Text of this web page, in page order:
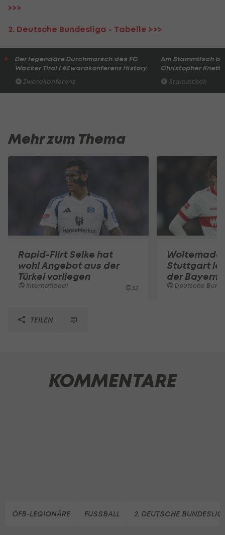
>>>
2. Deutsche Bundesliga - Tabelle >>>
Der legendäre Durchmarsch des FC
Wacker Tirol I #Zwarakonferenz History
Zwarakonferenz
Am Stammtisch
Christopher Knett
Stammtisch
Mehr zum Thema
Rapid-Flirt Selke hat
wohl Angebot aus der
Türkei vorliegen
International 32
Stuttgart
der Bayern
Deutsche
TEILEN
KOMMENTARE
ÖFB-LEGIONÄRE FUSSBALL 2. DEUTSCHE